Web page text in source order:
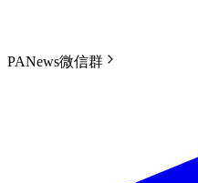
PANews微信群